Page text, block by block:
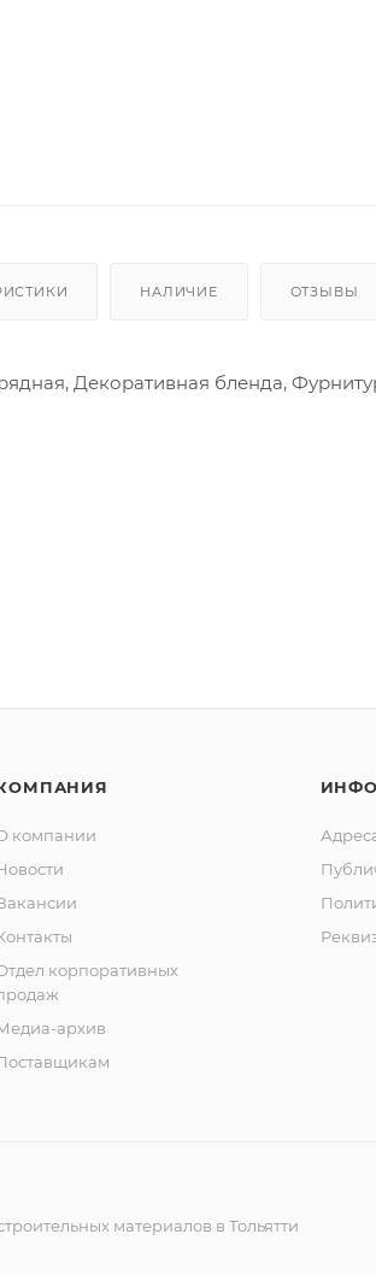
НАЛИЧИЕ ОТЗЫВЫ
Декоративная бленда,
компании
корпоративных
архив
материалов в Тольятти